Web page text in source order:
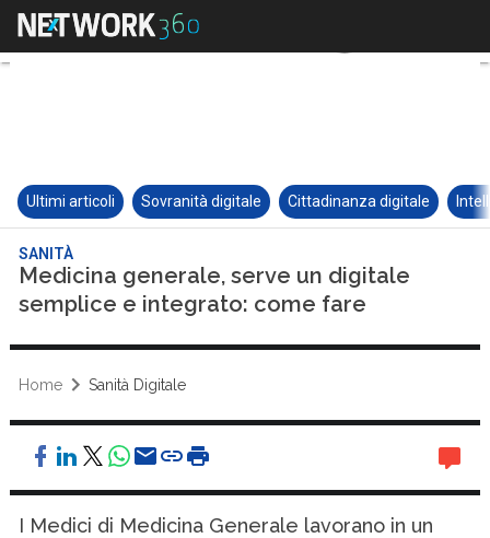
Ultimi articoli Sovranità digitale Cittadinanza digitale
SANITÀ
Medicina generale, serve un digitale
semplice e integrato: come fare
Home Sanità Digitale
I Medici di Medicina Generale lavorano in un